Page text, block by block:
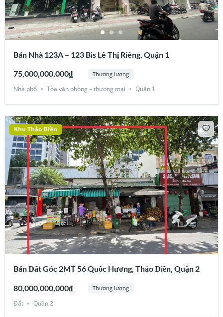
Bán Nhà 123A – 123 Bis Lê Thị Riêng, Quận 1
75,000,000,000₫ Thương lượng
Nhà phố Tòa văn phòng – thương mại Quận 1
Khu Thảo Điền
Bán Đất Góc 2MT 56 Quốc Hương, Thảo Điền, Quận 2
80,000,000,000₫ Thương lượng
Đất Quận 2